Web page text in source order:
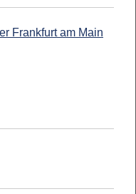
Frankfurt am Main